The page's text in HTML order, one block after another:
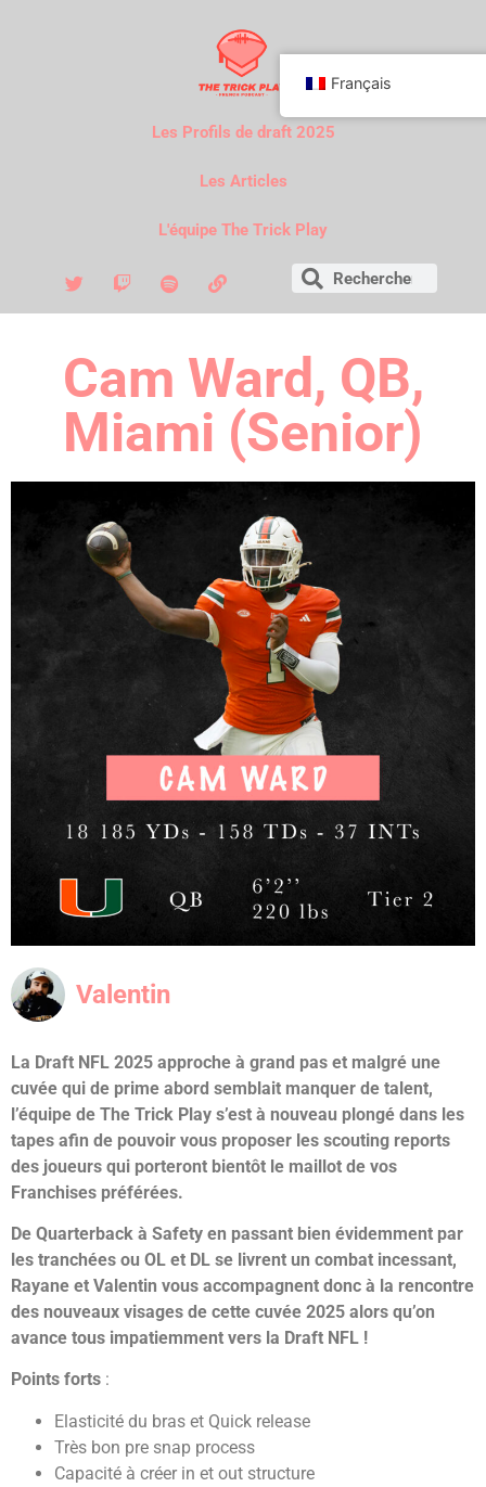
Les Profils de draft 2025
Les Articles
L'équipe The Trick Play
Cam Ward, QB,
Miami (Senior)
Valentin
La Draft NFL 2025 approche à grand pas et malgré une
cuvée qui de prime abord semblait manquer de talent,
l’équipe de The Trick Play s’est à nouveau plongé dans les
tapes afin de pouvoir vous proposer les scouting reports
des joueurs qui porteront bientôt le maillot de vos
Franchises préférées.
De Quarterback à Safety en passant bien évidemment par
les tranchées ou OL et DL se livrent un combat incessant,
Rayane et Valentin vous accompagnent donc à la rencontre
des nouveaux visages de cette cuvée 2025 alors qu’on
avance tous impatiemment vers la Draft NFL !
Points forts :
Elasticité du bras et Quick release
Très bon pre snap process
Capacité à créer in et out structure
Français